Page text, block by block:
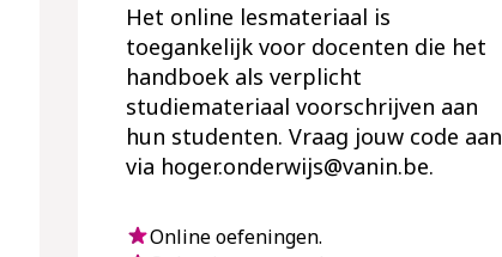
Het online lesmateriaal is
toegankelijk voor docenten die het
handboek als verplicht
studiemateriaal voorschrijven aan
hun studenten. Vraag jouw code aan
via hoger.onderwijs@vanin.be.
Online oefeningen.